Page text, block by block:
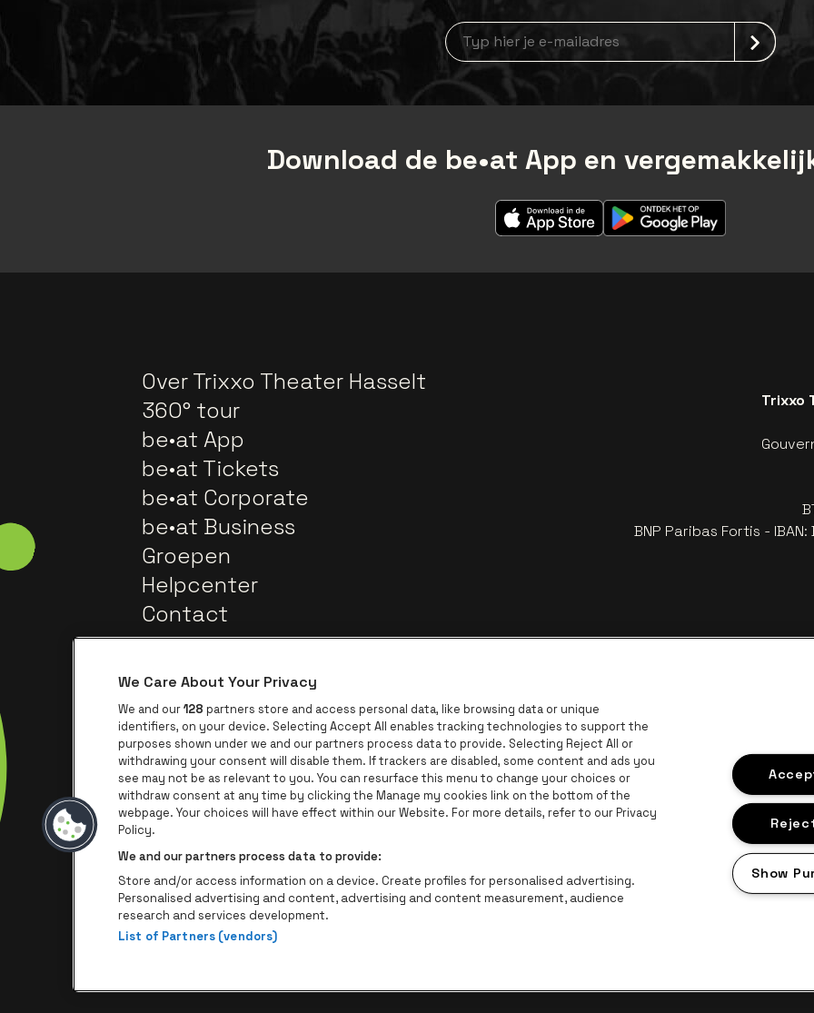
Nieuwsbrief aanmelding
Download de be•at App en
Over Trixxo Theater Hasselt
360° tour
be•at App
be•at Tickets
be•at Corporate
be•at Business
Groepen
Helpcenter
Contact
Trixxo
BNP Paribas Fortis -
Ga naar de website van TrixxoGa naar de website van EuropcarGa naar de website van Voka Limburg
Ga naar de website van
Ga naar de website van Champagne Pommery
Ga naar de website van Het logo van Jameson in offwhite
Ga naar de website van Het logo
Ga naar
Ga naar de website van Lotto
We Care About Your Privacy
We and our128 partners store and access personal data, like browsing data or unique
identifiers, on your device. Selecting Accept All enables tracking technologies to support the
purposes shown under we and our partners process data to provide. Selecting Reject All or
withdrawing your consent will disable them. If trackers are disabled, some content and ads you
see may not be as relevant to you. You can resurface this menu to change your choices or
withdraw consent at any time by clicking the Manage my cookies link on the bottom of the
webpage. Your choices will have effect within our Website. For more details, refer to our Privacy
Policy.
We and our partners process data to provide:
Store and/or access information on a device. Create profiles for personalised advertising.
Personalised advertising and content, advertising and content measurement, audience
research and services development.
List of Partners (vendors)
Show